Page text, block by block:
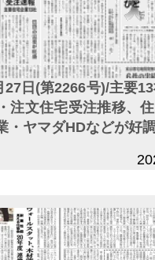
27日(第2266号)/主要
注文住宅受注推移、
・ヤマダHDなどが好調